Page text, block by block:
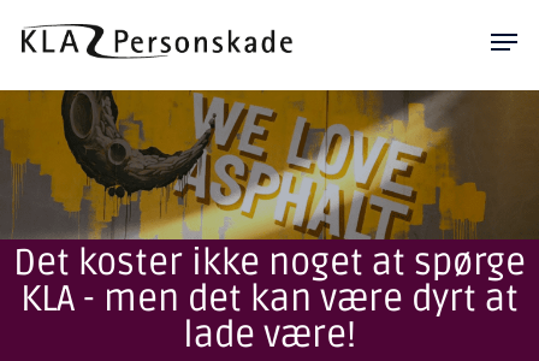
Det koster ikke noget at spørge
KLA - men det kan være dyrt at
lade være!